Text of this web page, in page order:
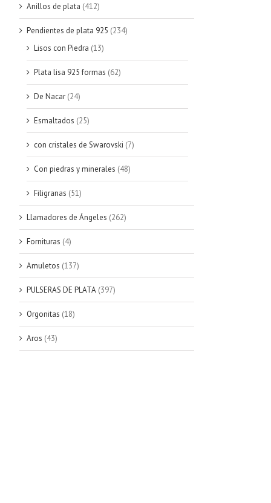
Anillos de plata (412)
Pendientes de plata 925 (234)
Lisos con Piedra (13)
Plata lisa 925 formas (62)
De Nacar (24)
Esmaltados (25)
con cristales de Swarovski (7)
Con piedras y minerales (48)
Filigranas (51)
Llamadores de Ángeles (262)
Fornituras (4)
Amuletos (137)
PULSERAS DE PLATA (397)
Orgonitas (18)
Aros (43)